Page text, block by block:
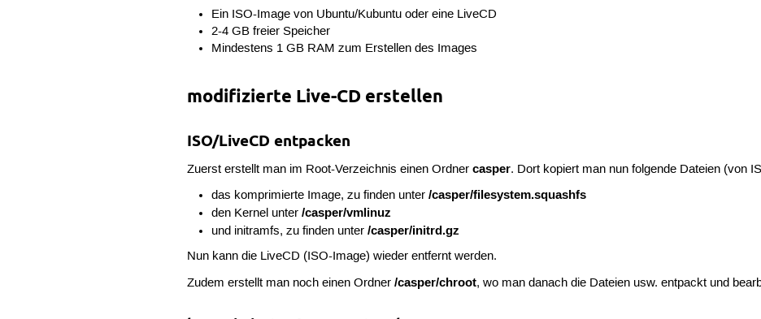
Ein ISO-Image von Ubuntu/Kubuntu oder eine LiveCD
2-4 GB freier Speicher
Mindestens 1 GB RAM zum Erstellen des Images
modifizierte Live-CD erstellen
ISO/LiveCD entpacken
Zuerst erstellt man im Root-Verzeichnis einen Ordnercasper. Dort kopiert man nun folgende Dateien (von
das komprimierte Image, zu finden unter /casper/filesystem.squashfs
den Kernel unter /casper/vmlinuz
und initramfs, zu finden unter /casper/initrd.gz
Nun kann die LiveCD (ISO-Image) wieder entfernt werden.
Zudem erstellt man noch einen Ordner/casper/chroot, wo man danach die Dateien usw. entpackt und